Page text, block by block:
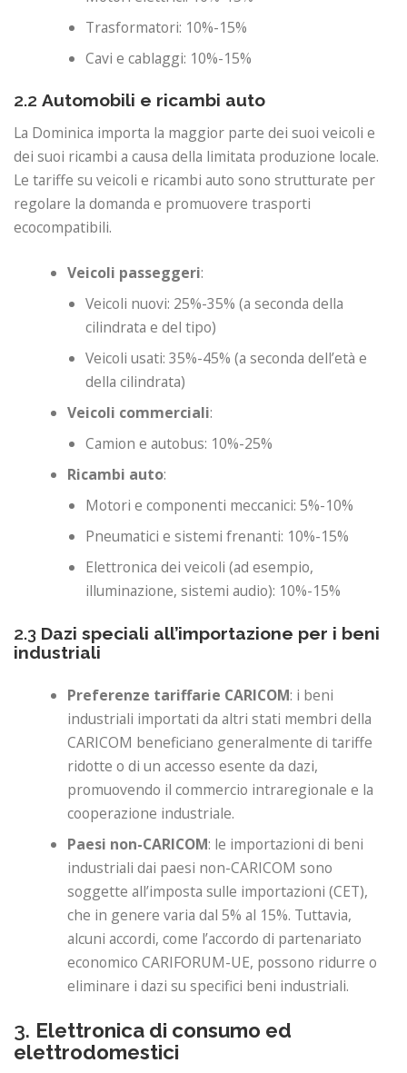
Trasformatori: 10%-15%
Cavi e cablaggi: 10%-15%
2.2 Automobili e ricambi auto
La Dominica importa la maggior parte dei suoi veicoli e
dei suoi ricambi a causa della limitata produzione locale.
Le tariffe su veicoli e ricambi auto sono strutturate per
regolare la domanda e promuovere trasporti
ecocompatibili.
Veicoli passeggeri:
Veicoli nuovi: 25%-35% (a seconda della
cilindrata e del tipo)
Veicoli usati: 35%-45% (a seconda dell’età e
della cilindrata)
Veicoli commerciali:
Camion e autobus: 10%-25%
Ricambi auto:
Motori e componenti meccanici: 5%-10%
Pneumatici e sistemi frenanti: 10%-15%
Elettronica dei veicoli (ad esempio,
illuminazione, sistemi audio): 10%-15%
2.3 Dazi speciali all’importazione per i beni
industriali
Preferenze tariffarie CARICOM: i beni
industriali importati da altri stati membri della
CARICOM beneficiano generalmente di tariffe
ridotte o di un accesso esente da dazi,
promuovendo il commercio intraregionale e la
cooperazione industriale.
Paesi non-CARICOM: le importazioni di beni
industriali dai paesi non-CARICOM sono
soggette all’imposta sulle importazioni (CET),
che in genere varia dal 5% al ​​15%. Tuttavia,
alcuni accordi, come l’accordo di partenariato
economico CARIFORUM-UE, possono ridurre o
eliminare i dazi su specifici beni industriali.
3. Elettronica di consumo ed
elettrodomestici